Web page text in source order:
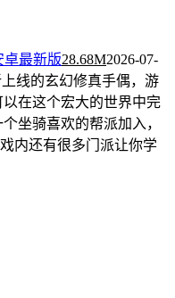
卓最新版28.68M2026-07-
线的玄幻修真手偶，游
在这个宏大的世界中完
坐骑喜欢的帮派加入，
内还有很多门派让你学